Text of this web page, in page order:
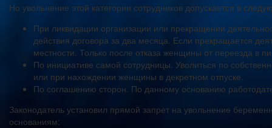
Но увольнение этой категории сотрудников допускается в
При ликвидации организации или прекращении
действия договора за два месяца. Если прекращается
местности. Только после отказа женщины от переезда в
По инициативе самой сотрудницы. Уволиться по
или при нахождении женщины в декретном отпуске.
По соглашению сторон. По данному основанию
Законодатель установил прямой запрет на увольнение
основаниям: